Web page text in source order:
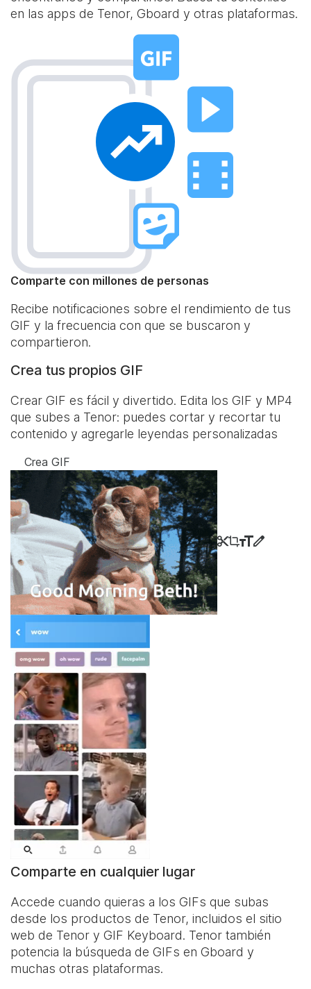
en las apps de Tenor, Gboard y otras plataformas.
Comparte con millones de personas
Recibe notificaciones sobre el rendimiento de tus
GIF y la frecuencia con que se buscaron y
compartieron.
Crea tus propios GIF
Crear GIF es fácil y divertido. Edita los GIF y MP4
que subes a Tenor: puedes cortar y recortar tu
contenido y agregarle leyendas personalizadas
Crea GIF
Comparte en cualquier lugar
Accede cuando quieras a los GIFs que subas
desde los productos de Tenor, incluidos el sitio
web de Tenor y GIF Keyboard. Tenor también
potencia la búsqueda de GIFs en Gboard y
muchas otras plataformas.